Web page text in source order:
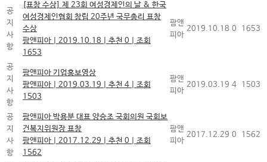
공
지
사
항
[표창 수상] 제 23회 여성경제인의 날 & 한국
여성경제인협회 창립 20주년 국무총리 표창
수상
팜앤피아
2019.10.18 추천 0
조회
1653
팜앤
피아
2019.10.18 0 1653
공
지
사
항
팜앤피아 기업홍보영상
팜앤피아
2019.03.19 추천 4
조회
1503
팜앤
피아
2019.03.19 4 1503
공
지
사
항
팜앤피아 박용분 대표 양승조 국회의원 국회보
건복지위원장 표창
팜앤피아
2017.12.29 추천 0
조회
1562
팜앤
피아
2017.12.29 0 1562